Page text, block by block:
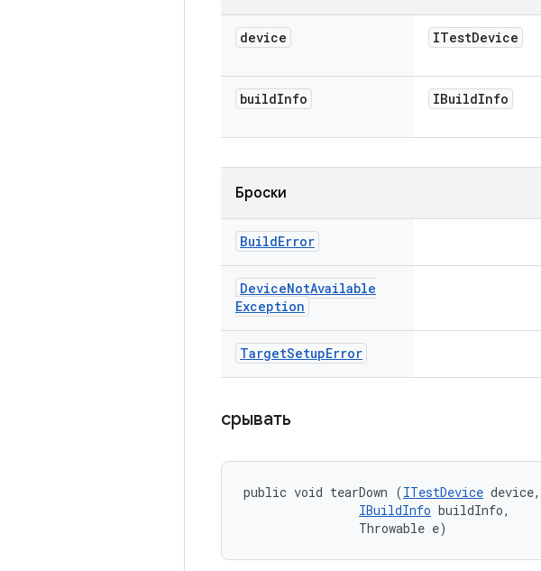
device ITestDevice
buildInfo IBuildInfo
Броски
BuildError
DeviceNotAvailable
Exception
TargetSetupError
срывать
public void tearDown (ITestDevice device,
IBuildInfo buildInfo,
                Throwable e)